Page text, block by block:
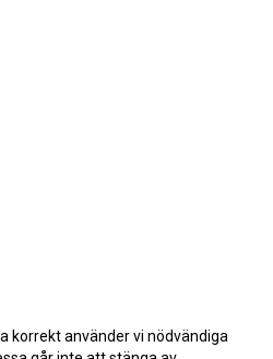
korrekt använder vi nödvändiga